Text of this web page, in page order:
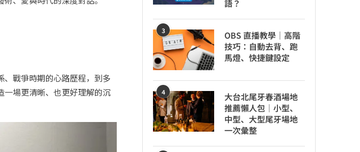
戰爭時期的心路歷程，到多
一場更清晰、也更好理解的沉
語？
3
OBS 直播教學｜高階
技巧：自動去背、跑
馬燈、快捷鍵設定
4
大台北尾牙春酒場地
推薦懶人包｜小型、
中型、大型尾牙場地
一次彙整